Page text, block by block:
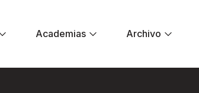
Academias Archivo